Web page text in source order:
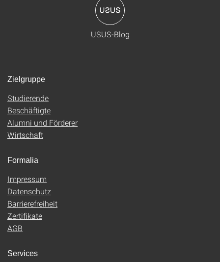
USUS-Blog
Zielgruppe
Studierende
Beschäftigte
Alumni und Förderer
Wirtschaft
Formalia
Impressum
Datenschutz
Barrierefreiheit
Zertifikate
AGB
Services